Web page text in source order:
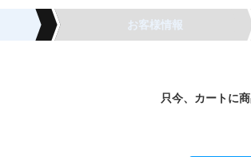
お客様情報
只今、カートに